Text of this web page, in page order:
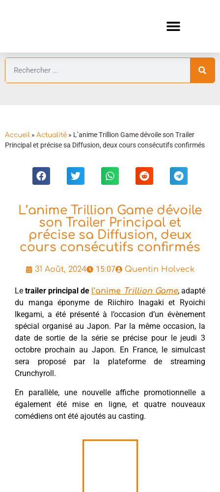
Accueil » Actualité » L’anime Trillion Game dévoile son Trailer
Principal et précise sa Diffusion, deux cours consécutifs confirmés
L’anime Trillion Game dévoile
son Trailer Principal et
précise sa Diffusion, deux
cours consécutifs confirmés
31 Août, 2024 15:07 Quentin Holveck
Le trailer principal de l’anime Trillion Game, adapté
du manga éponyme de Riichiro Inagaki et Ryoichi
Ikegami, a été présenté à l’occasion d’un évènement
spécial organisé au Japon. Par la même occasion, la
date de sortie de la série se précise pour le jeudi 3
octobre prochain au Japon. En France, le simulcast
sera proposé par la plateforme de streaming
Crunchyroll.
En parallèle, une nouvelle affiche promotionnelle a
également été mise en ligne, et quatre nouveaux
comédiens ont été ajoutés au casting.